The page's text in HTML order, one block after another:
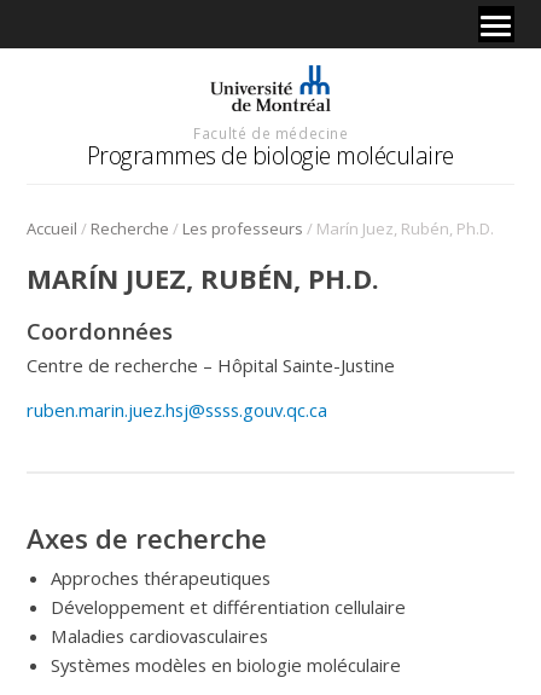
Faculté de médecine
Programmes de biologie moléculaire
Accueil / Recherche / Les professeurs / Marín Juez, Rubén, Ph.D.
MARÍN JUEZ, RUBÉN, PH.D.
Coordonnées
Centre de recherche – Hôpital Sainte-Justine
ruben.marin.juez.hsj@ssss.gouv.qc.ca
Axes de recherche
Approches thérapeutiques
Développement et différentiation cellulaire
Maladies cardiovasculaires
Systèmes modèles en biologie moléculaire